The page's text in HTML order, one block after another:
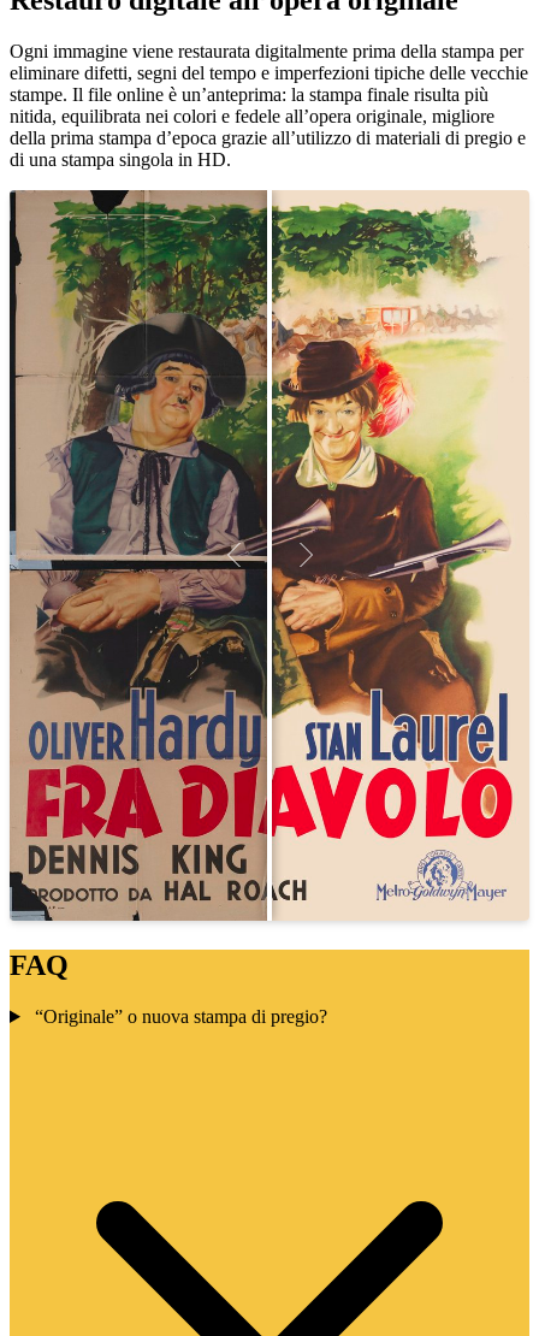
Ogni immagine viene restaurata digitalmente prima della stampa per
eliminare difetti, segni del tempo e imperfezioni tipiche delle vecchie
stampe. Il file online è un’anteprima: la stampa finale risulta più
nitida, equilibrata nei colori e fedele all’opera originale, migliore
della prima stampa d’epoca grazie all’utilizzo di materiali di pregio e
di una stampa singola in HD.
FAQ
“Originale” o nuova stampa di pregio?